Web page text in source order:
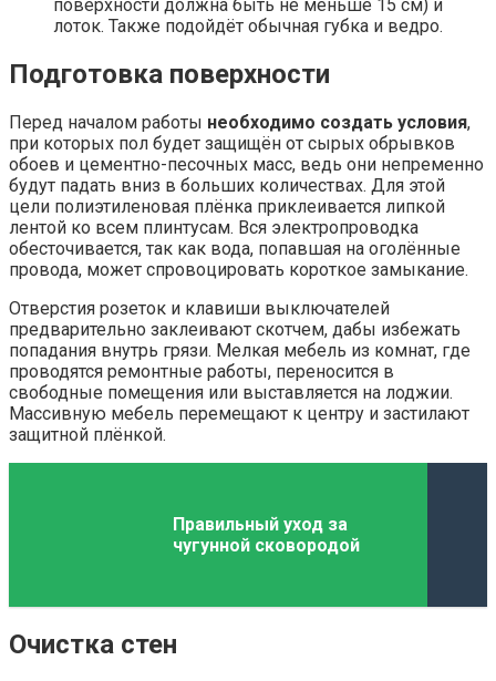
поверхности должна быть не меньше 15 см) и
лоток. Также подойдёт обычная губка и ведро.
Подготовка поверхности
Перед началом работы необходимо создать условия,
при которых пол будет защищён от сырых обрывков
обоев и цементно-песочных масс, ведь они непременно
будут падать вниз в больших количествах. Для этой
цели полиэтиленовая плёнка приклеивается липкой
лентой ко всем плинтусам. Вся электропроводка
обесточивается, так как вода, попавшая на оголённые
провода, может спровоцировать короткое замыкание.
Отверстия розеток и клавиши выключателей
предварительно заклеивают скотчем, дабы избежать
попадания внутрь грязи. Мелкая мебель из комнат, где
проводятся ремонтные работы, переносится в
свободные помещения или выставляется на лоджии.
Массивную мебель перемещают к центру и застилают
защитной плёнкой.
Правильный уход за
чугунной сковородой
Очистка стен